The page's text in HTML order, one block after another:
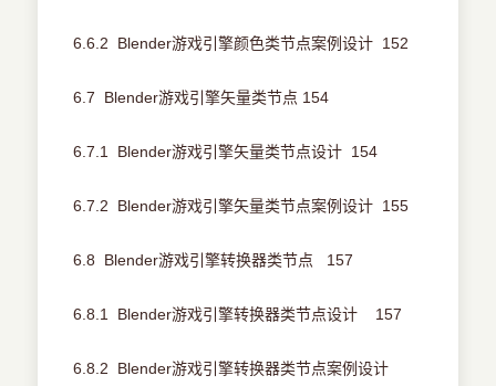
6.6.2 Blender游戏引擎颜色类节点案例设计 152
6.7 Blender游戏引擎矢量类节点 154
6.7.1 Blender游戏引擎矢量类节点设计 154
6.7.2 Blender游戏引擎矢量类节点案例设计 155
6.8 Blender游戏引擎转换器类节点 157
6.8.1 Blender游戏引擎转换器类节点设计 157
6.8.2 Blender游戏引擎转换器类节点案例设计